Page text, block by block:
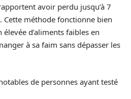
avoir perdu jusqu’à 7
Cette méthode fonctionne bien
d’aliments faibles en
à sa faim sans dépasser les
de personnes ayant testé